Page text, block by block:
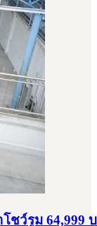
ชว์รูม